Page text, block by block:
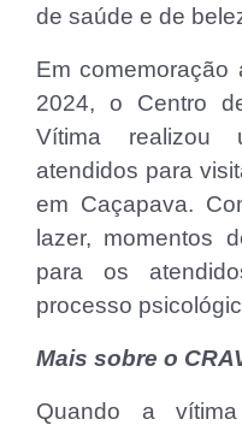
de saúde e de
Em
2024, o Centro
Vítima
atendidos para
em Caçapava.
lazer, momentos
para os
processo
Mais sobre o
Quando a